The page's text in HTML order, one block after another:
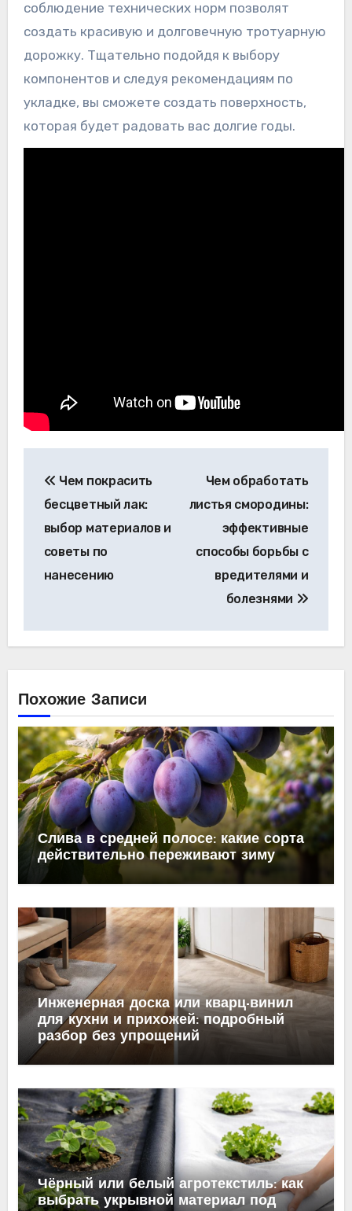
соблюдение технических норм позволят
создать красивую и долговечную тротуарную
дорожку. Тщательно подойдя к выбору
компонентов и следуя рекомендациям по
укладке, вы сможете создать поверхность,
которая будет радовать вас долгие годы.
по
записям
Чем покрасить
бесцветный лак:
выбор материалов и
советы по
нанесению
Чем обработать
листья смородины:
эффективные
способы борьбы с
вредителями и
болезнями
Похожие Записи
Слива в средней полосе: какие сорта
действительно переживают зиму
Инженерная доска или кварц-винил
для кухни и прихожей: подробный
разбор без упрощений
Чёрный или белый агротекстиль: как
выбрать укрывной материал под